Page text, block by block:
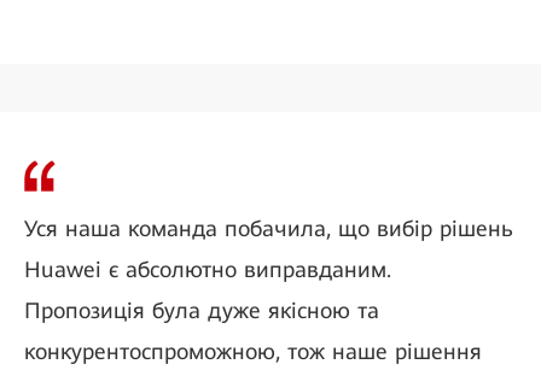
Уся наша команда побачила, що вибір рішень
Huawei є абсолютно виправданим.
Пропозиція була дуже якісною та
конкурентоспроможною, тож наше рішення